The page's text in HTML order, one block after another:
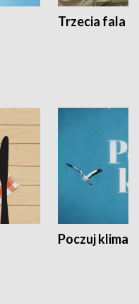
Trzecia fala -
Poczuj klimat